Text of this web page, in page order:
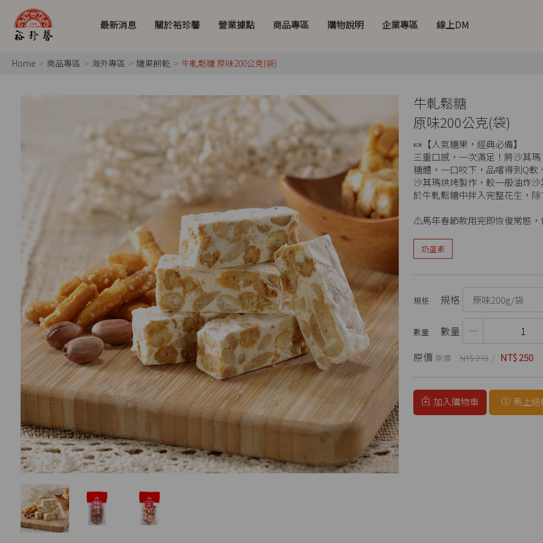
最新消息 關於裕珍馨 營業據點 商品專區 購物說明 企業專區 線上DM
Home 商品專區 海外專區 糖果餅乾 牛軋鬆糖 原味200公克(袋)
牛軋鬆糖
原味200公克(袋)
🍬【人氣糖果，經典必備】
三重口感，一次滿足！將沙其
糖體，一口咬下，品嚐得到Q
沙其瑪烘烤製作，較一般油炸
於牛軋鬆糖中拌入完整花生，
⚠️馬年春節款用完即恢復常態
奶蛋素
規格
數量
原價
NT$ 270 NT$ 250
加入購物車 馬上